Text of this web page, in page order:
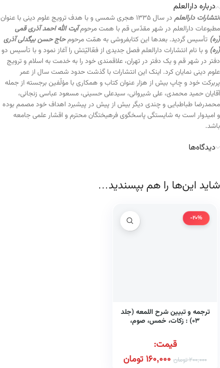
درباره دارالعلم
انتشارات دارالعلم
در سال ۱۳۳۵ هجری شمسی و با هدف ترویج علوم دینی با عنوان
مطبوعات دارالعلم در شهر مقدّس قم با همت مرحومآیت الله احمد آذری قمی
(ره) تأسیس گردید. بعدها این کتابفروشی به همّت مرحومحاج حسن بیگدلی آذری
(ره) و با نام انتشارات دارالعلم فصل جدیدی از فعّالیّتش را آغاز نمود و با تأسیس دو
دفتر در شهر قم و یک دفتر در تهران، علاقمندی خود را به خدمت به اسلام و ترویج
علوم دینی نمایان کرد. اینک این انتشارات با گذشت حدود شصت سال از عمر
پربرکت خود و چاپ بیش از هزار عنوان کتاب و همکاری با مؤلّفین برجسته از جمله
آقایان حمید محمدی، علی شیروانی، سیدعلی حسینی، مسعود عباسی زنجانی،
محمدرضا طباطبایی و چندی دیگر بیش از پیش در پیشبرد اهداف خود مصمم بوده
و امیدوار است به شایستگی پاسخگوی فرهیختگان محترم و اقشار علمی جامعه
باشد.
دیدگاه‌ها
شاید این‌ها را هم بپسندید…
-20%
ترجمه و تبیین شرح اللمعه (جلد
۰۳) : زکات، خمس، صوم،
قیمت:
200,000تومان 160,000تومان